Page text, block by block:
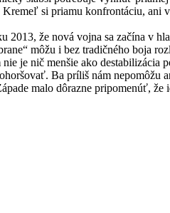
si priamu konfrontáciu, ani
2013, že nová vojna sa začína v
môžu i bez tradičného boja
je nič menšie ako
Ba príliš nám
malo dôrazne pripomenúť, že